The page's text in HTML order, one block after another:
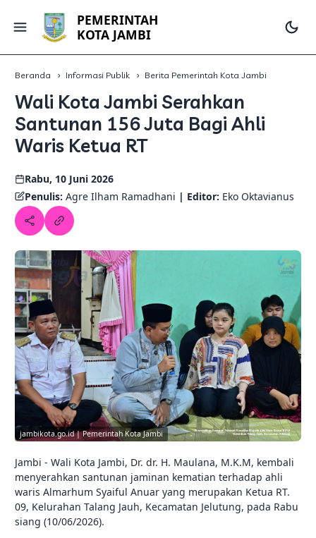
PEMERINTAH
KOTA JAMBI
Beranda Informasi Publik Berita Pemerintah Kota Jambi
Wali Kota Jambi Serahkan
Santunan 156 Juta Bagi Ahli
Waris Ketua RT
Rabu, 10 Juni 2026
Penulis: Agre Ilham Ramadhani | Editor: Eko Oktavianus
jambikota.go.id | Pemerintah Kota Jambi
Jambi - Wali Kota Jambi, Dr. dr. H. Maulana, M.K.M, kembali
menyerahkan santunan jaminan kematian terhadap ahli
waris Almarhum Syaiful Anuar yang merupakan Ketua RT.
09, Kelurahan Talang Jauh, Kecamatan Jelutung, pada Rabu
siang (10/06/2026).